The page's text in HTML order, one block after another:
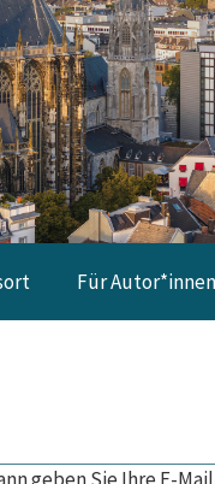
Für Autor*innen